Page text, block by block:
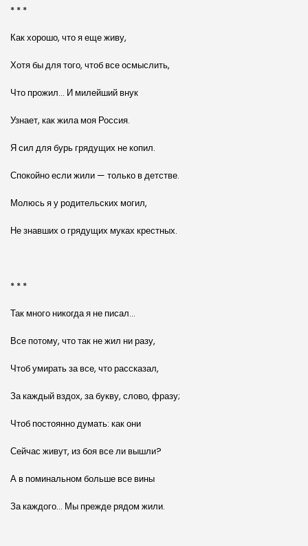
* * *
Как хорошо, что я еще живу,
Хотя бы для того, чтоб все осмыслить,
Что прожил… И милейший внук
Узнает, как жила моя Россия.
Я сил для бурь грядущих не копил.
Спокойно если жили — только в детстве.
Молюсь я у родительских могил,
Не знавших о грядущих муках крестных.
* * *
Так много никогда я не писал…
Все потому, что так не жил ни разу,
Чтоб умирать за все, что рассказал,
За каждый вздох, за букву, слово, фразу;
Чтоб постоянно думать: как они
Сейчас живут, из боя все ли вышли?
А в поминальном больше все вины
За каждого… Мы прежде рядом жили.